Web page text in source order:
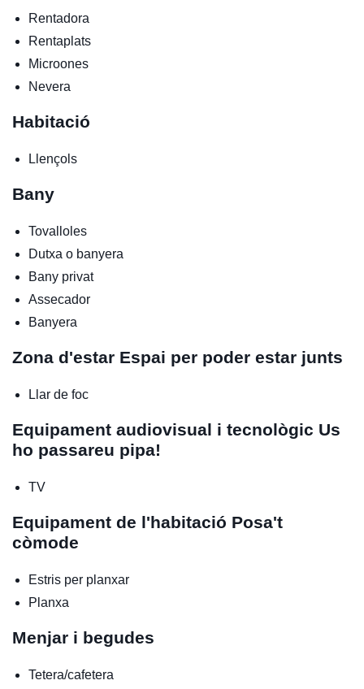
Rentadora
Rentaplats
Microones
Nevera
Habitació
Llençols
Bany
Tovalloles
Dutxa o banyera
Bany privat
Assecador
Banyera
Zona d'estar Espai per poder estar junts
Llar de foc
Equipament audiovisual i tecnològic Us
ho passareu pipa!
TV
Equipament de l'habitació Posa't
còmode
Estris per planxar
Planxa
Menjar i begudes
Tetera/cafetera